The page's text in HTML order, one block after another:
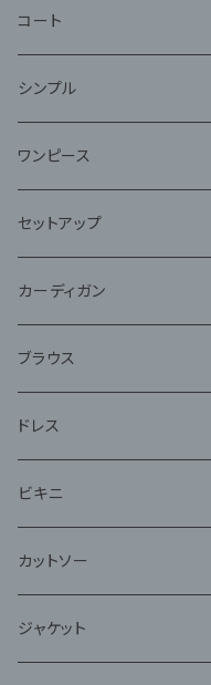
コート
ファー
シンプル
ワンピース
セットアップ
ジャケット
アンサンブル
カーディガン
ブラウス
ドレス
ビキニ
カットソー
ジャケット